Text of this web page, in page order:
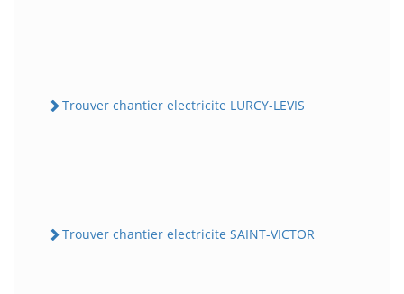
Trouver chantier electricite LURCY-LEVIS
Trouver chantier electricite SAINT-VICTOR